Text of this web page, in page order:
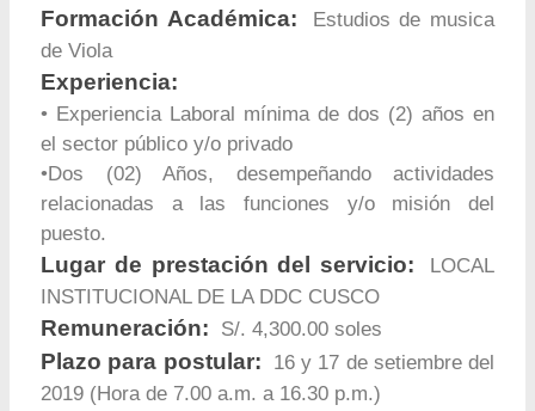
Formación Académica:
Estudios de musica
de Viola
Experiencia:
• Experiencia Laboral mínima de dos (2) años en
el sector público y/o privado
•Dos (02) Años, desempeñando actividades
relacionadas a las funciones y/o misión del
puesto.
Lugar de prestación del servicio:
LOCAL
INSTITUCIONAL DE LA DDC CUSCO
Remuneración: S/. 4,300.00 soles
Plazo para postular:
16 y 17 de setiembre del
2019 (Hora de 7.00 a.m. a 16.30 p.m.)